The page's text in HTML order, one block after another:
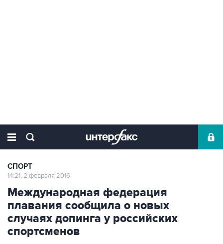
СПОРТ
14:21, 2 февраля 2016
Международная федерация
плавания сообщила о новых
случаях допинга у российских
спортсменов